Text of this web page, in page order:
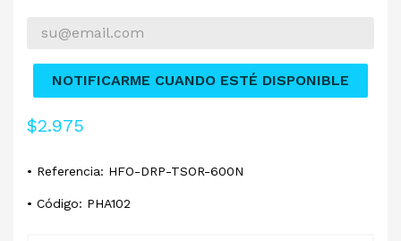
NOTIFICARME CUANDO ESTÉ DISPONIBLE
$2.975
• Referencia: HFO-DRP-TSOR-600N
• Código: PHA102